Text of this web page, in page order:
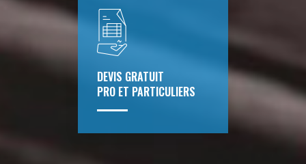
DEVIS GRATUIT
PRO ET PARTICULIERS